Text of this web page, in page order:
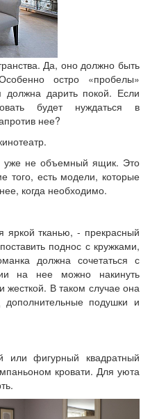
Да, оно должно быть
остро «пробелы»
дарить покой. Если
будет нуждаться в
нее?
уже не объемный ящик. Это
того, есть модели, которые
когда необходимо.
яркой тканью, - прекрасный
поднос с кружками,
должна сочетаться с
на нее можно накинуть
В таком случае она
дополнительные подушки и
или фигурный квадратный
кровати. Для уюта